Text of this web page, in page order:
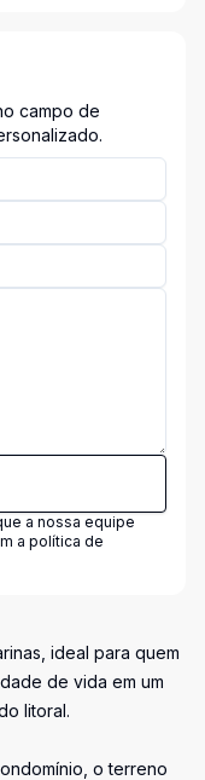
campo de
a nossa equipe
a política de
ideal para quem
de vida em um
litoral.
o terreno